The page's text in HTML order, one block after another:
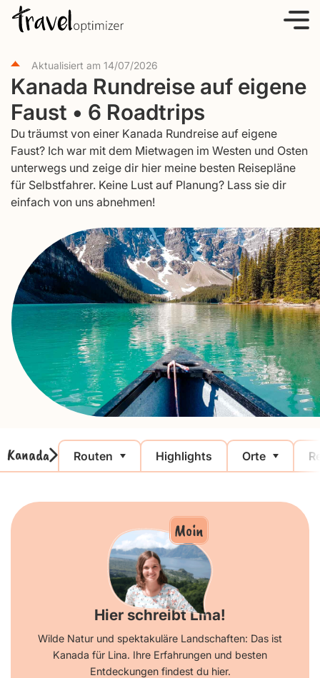
Aktualisiert am 14/07/2026
Kanada Rundreise auf eigene
Faust • 6 Roadtrips
Du träumst von einer Kanada Rundreise auf eigene
Faust? Ich war mit dem Mietwagen im Westen und Osten
unterwegs und zeige dir hier meine besten Reisepläne
für Selbstfahrer. Keine Lust auf Planung? Lass sie dir
einfach von uns abnehmen!
Kanada Routen Highlights Orte
Moin
Hier schreibt Lina!
Wilde Natur und spektakuläre Landschaften: Das ist
Kanada für Lina. Ihre Erfahrungen und besten
Entdeckungen findest du hier.